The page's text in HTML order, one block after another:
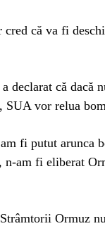
că va fi
declarat că dacă
vor relua
fi putut arunca
n-am fi eliberat
Ormuz